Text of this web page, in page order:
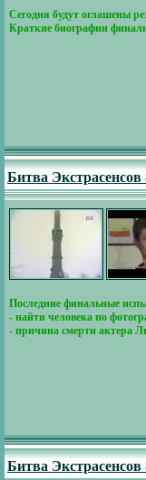
Сегодня будут оглашены
Краткие биографии
Битва
Последние финальные
- найти человека по
- причина смерти актера
Битва